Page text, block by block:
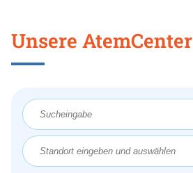
before
Unsere AtemCenter